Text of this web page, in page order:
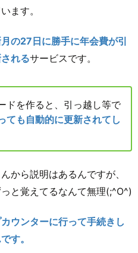
ます。
の27日に勝手に年会費が引
れるサービスです。
ドを作ると、引っ越し等で
ても自動的に更新されてし
から説明はあるんですが、
と覚えてるなんて無理(;^O^)
ウンターに行って手続きし
す。